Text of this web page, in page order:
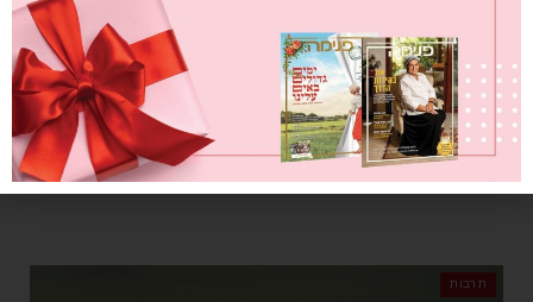
ארבעים שנות קריירה ענפות בתרבות הישראלית לא עייפו לרגע את
השחקנית והקומיקאית מיקי קם. גם בשנה שבה עולם התרבות עצר מלכת
היא הצליחה להמציא את עצמה מחדש, שיחקה בעונה האחרונה של
'שטיסל', הריצה מופע משותף עם בעלה, המוזיקאי יהודה עדר, והשתתפה
בפרויקט מוזיקלי מרגש לצד חברות ותיקות לבמה. בראיון אישי היא
מספרת על התפאורה ב'הבימה' שמחכה לקהל, על אודישנים בזום, על
חלומות לעתיד ועל העוגן המרכזי של חייה: המשפחה והנכדים
תרבות